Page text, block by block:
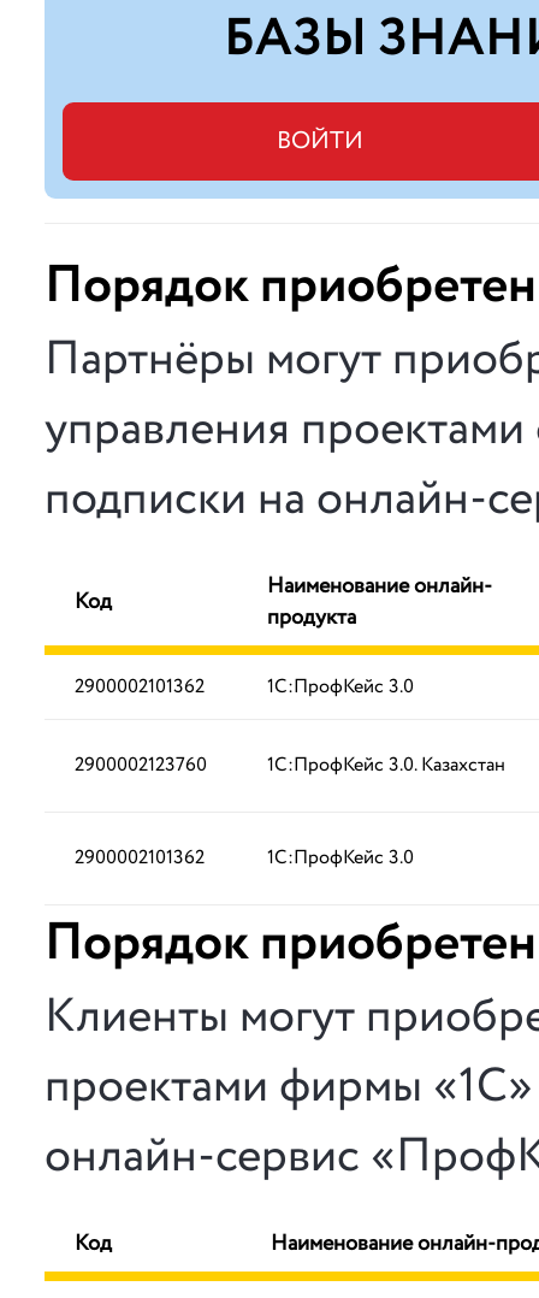
БАЗЫ
ВОЙТИ
Порядок
Партнёры могут
управления
подписки на онлайн-
Код
Наименование онлайн-
продукта
2900002101362 1С:ПрофКейс 3.0
2900002123760 1С:ПрофКейс 3.0. Казахстан
2900002101362 1С:ПрофКейс 3.0
Порядок
Клиенты могут
проектами фирмы
онлайн-сервис
Код Наименование онлайн-